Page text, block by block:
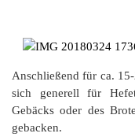
Anschließend für ca.
sich generell für
Gebäcks oder des
gebacken.